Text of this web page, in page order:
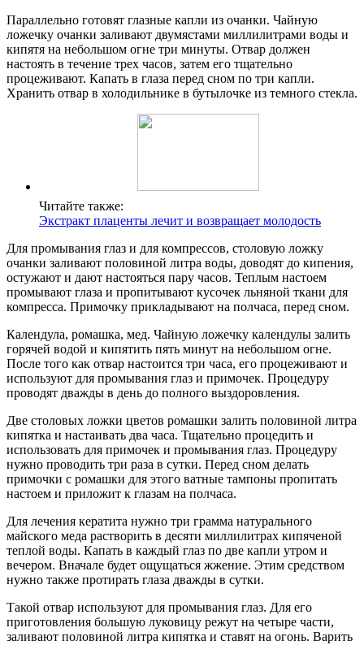
Параллельно готовят глазные капли из очанки. Чайную
ложечку очанки заливают двумястами миллилитрами воды и
кипятя на небольшом огне три минуты. Отвар должен
настоять в течение трех часов, затем его тщательно
процеживают. Капать в глаза перед сном по три капли.
Хранить отвар в холодильнике в бутылочке из темного стекла.
Читайте также:
Экстракт плаценты лечит и возвращает молодость
Для промывания глаз и для компрессов, столовую ложку
очанки заливают половиной литра воды, доводят до кипения,
остужают и дают настояться пару часов. Теплым настоем
промывают глаза и пропитывают кусочек льняной ткани для
компресса. Примочку прикладывают на полчаса, перед сном.
Календула, ромашка, мед. Чайную ложечку календулы залить
горячей водой и кипятить пять минут на небольшом огне.
После того как отвар настоится три часа, его процеживают и
используют для промывания глаз и примочек. Процедуру
проводят дважды в день до полного выздоровления.
Две столовых ложки цветов ромашки залить половиной литра
кипятка и настаивать два часа. Тщательно процедить и
использовать для примочек и промывания глаз. Процедуру
нужно проводить три раза в сутки. Перед сном делать
примочки с ромашки для этого ватные тампоны пропитать
настоем и приложит к глазам на полчаса.
Для лечения кератита нужно три грамма натурального
майского меда растворить в десяти миллилитрах кипяченой
теплой воды. Капать в каждый глаз по две капли утром и
вечером. Вначале будет ощущаться жжение. Этим средством
нужно также протирать глаза дважды в сутки.
Такой отвар используют для промывания глаз. Для его
приготовления большую луковицу режут на четыре части,
заливают половиной литра кипятка и ставят на огонь. Варить